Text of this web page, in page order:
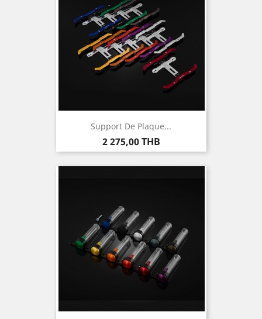
Support De Plaque...
Prix
2 275,00 THB